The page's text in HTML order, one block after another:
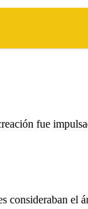
fue
consideraban el